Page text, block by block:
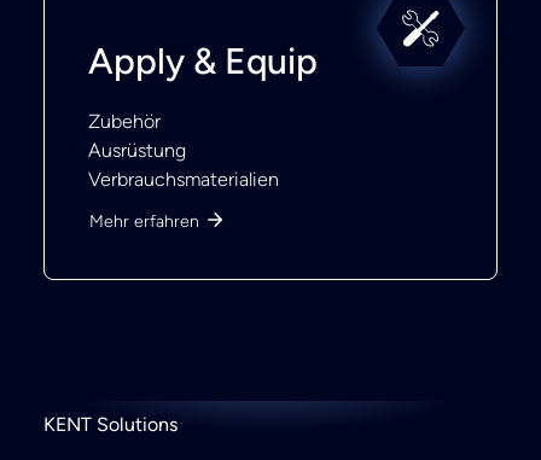
Apply & Equip
Zubehör
Ausrüstung
Verbrauchsmaterialien
Mehr erfahren
KENT Solutions